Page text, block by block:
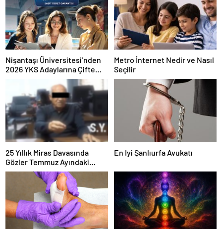
Nişantaşı Üniversitesi’nden
2026 YKS Adaylarına Çifte
Güvence: Sabit Ücret ve
Kesintisiz Burs
Metro İnternet Nedir ve Nasıl
Seçilir
25 Yıllık Miras Davasında
Gözler Temmuz Ayındaki
Karar Duruşmasına Çevrildi
En Iyi Şanlıurfa Avukatı